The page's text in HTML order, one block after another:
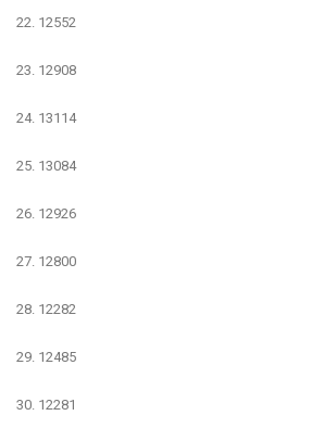
22. 12552
23. 12908
24. 13114
25. 13084
26. 12926
27. 12800
28. 12282
29. 12485
30. 12281